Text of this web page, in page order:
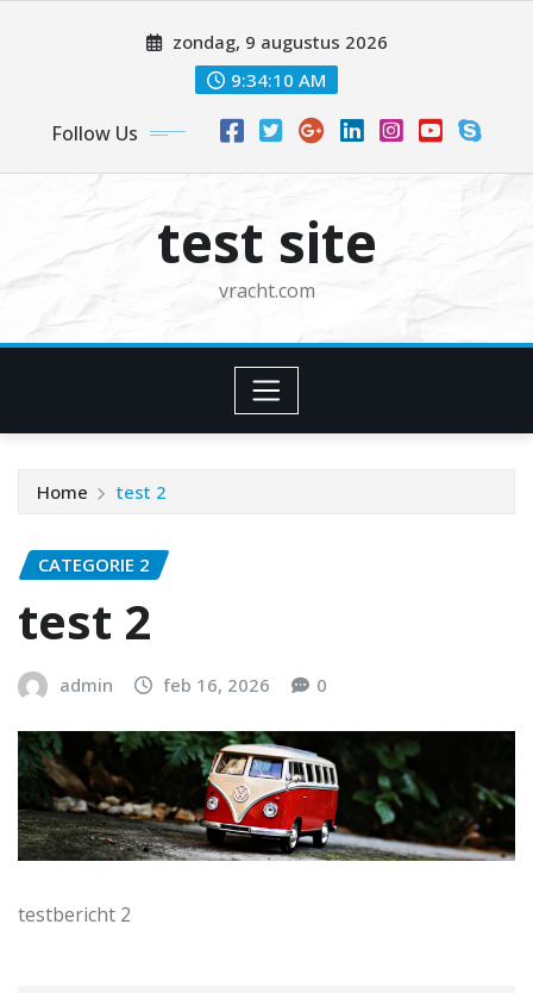
zondag, 9 augustus 2026
9:34:10 AM
Follow Us
test site
vracht.com
Home test 2
CATEGORIE 2
test 2
admin feb 16, 2026 0
testbericht 2